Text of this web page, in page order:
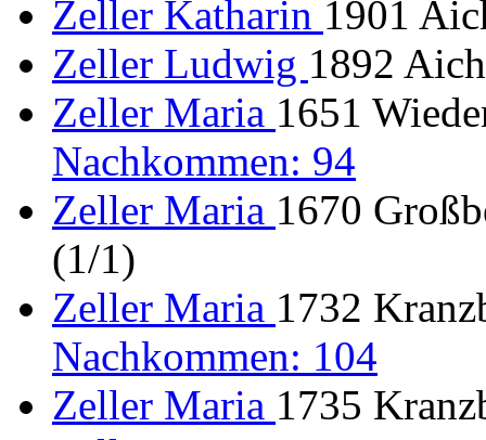
Zeller Katharin 1901
Zeller Ludwig 1892
Zeller Maria 1651
Nachkommen: 94
Zeller Maria 1670
(1/1)
Zeller Maria 1732
Nachkommen: 104
Zeller Maria 1735